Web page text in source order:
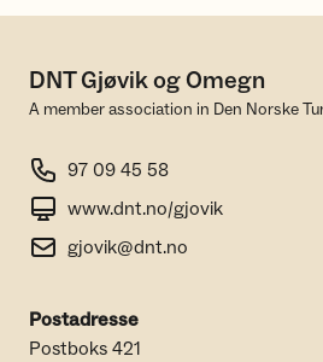
DNT Gjøvik og Omegn
A member association in Den Norske
97 09 45 58
www.dnt.no/gjovik
gjovik@dnt.no
Postadresse
Postboks 421